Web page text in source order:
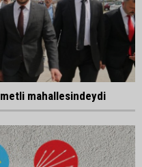
mahallesindeydi